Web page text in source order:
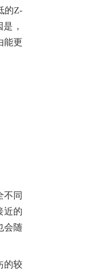
的Z-
，
能更
同
近的
会随
的较